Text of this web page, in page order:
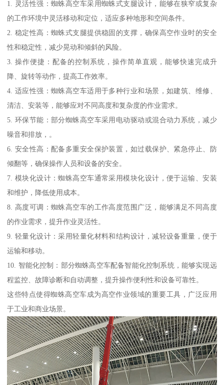
1. 灵活性强：蜘蛛高空车采用蜘蛛式支腿设计，能够在狭窄或复杂
的工作环境中灵活移动和定位，适应多种地形和空间条件。
2. 稳定性高：蜘蛛式支腿提供稳固的支撑，确保高空作业时的安全
性和稳定性，减少晃动和倾斜的风险。
3. 操作便捷：配备的控制系统，操作简单直观，能够快速完成升
降、旋转等动作，提高工作效率。
4. 适应性强：蜘蛛高空车适用于多种行业和场景，如建筑、维修、
清洁、安装等，能够应对不同高度和复杂度的作业需求。
5. 环保节能：部分蜘蛛高空车采用电动驱动或混合动力系统，减少
噪音和排放，。
6. 安全性高：配备多重安全保护装置，如过载保护、紧急停止、防
倾翻等，确保操作人员和设备的安全。
7. 模块化设计：蜘蛛高空车通常采用模块化设计，便于运输、安装
和维护，降低使用成本。
8. 高度可调：蜘蛛高空车的工作高度范围广泛，能够满足不同高度
的作业需求，提升作业灵活性。
9. 轻量化设计：采用轻量化材料和结构设计，减轻设备重量，便于
运输和移动。
10. 智能化控制：部分蜘蛛高空车配备智能化控制系统，能够实现远
程监控、故障诊断和自动调整，提升操作便利性和设备可靠性。
这些特点使得蜘蛛高空车成为高空作业领域的重要工具，广泛应用
于工业和商业场景。